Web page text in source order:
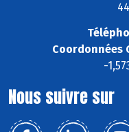
Coordonnées
-
Nous suivre sur